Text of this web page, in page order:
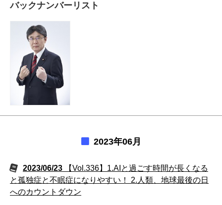
バックナンバーリスト
2023年06月
2023/06/23
【Vol.336】1.AIと過ごす時間が長くなる
と孤独症と不眠症になりやすい！ 2.人類、地球最後の日
へのカウントダウン